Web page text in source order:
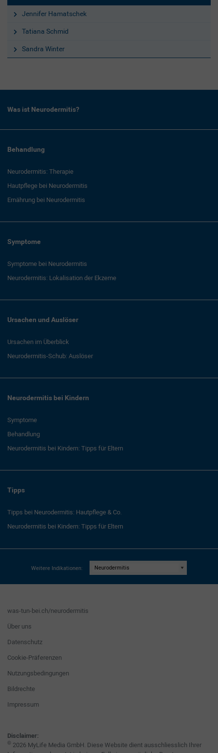
Jennifer Hamatschek
Tatiana Schmid
Sandra Winter
Was ist Neurodermitis?
Behandlung
Neurodermitis: Therapie
Hautpflege bei Neurodermitis
Ernährung bei Neurodermitis
Symptome
Symptome bei Neurodermitis
Neurodermitis: Lokalisation der Ekzeme
Ursachen und Auslöser
Ursachen im Überblick
Neurodermitis-Schub: Auslöser
Neurodermitis bei Kindern
Symptome
Behandlung
Neurodermitis bei Kindern: Tipps für Eltern
Tipps
Tipps bei Neurodermitis: Hautpflege & Co.
Neurodermitis bei Kindern: Tipps für Eltern
Weitere Indikationen:
was-tun-bei.ch/neurodermitis
Über uns
Datenschutz
Cookie-Präferenzen
Nutzungsbedingungen
Bildrechte
Impressum
Disclaimer:
© 2026 MyLife Media GmbH. Diese Website dient ausschliesslich Ihrer